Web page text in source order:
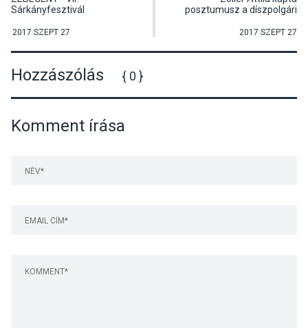
Sárkányfesztivál
2017 SZEPT 27
posztumusz a díszpolgári
Visegrádon
2017 SZEPT 27
Hozzászólás { 0 }
Komment írása